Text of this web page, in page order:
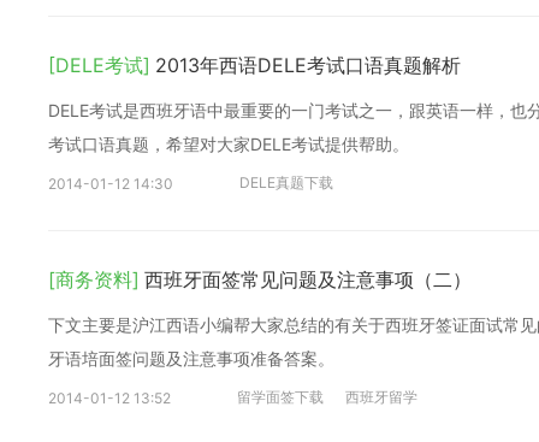
[DELE考试] 2013年西语DELE考试口语真题解析
DELE考试是西班牙语中最重要的一门考试之一，跟英语一样，
考试口语真题，希望对大家DELE考试提供帮助。
2014-01-12 14:30 DELE真题下载
[商务资料] 西班牙面签常见问题及注意事项（二）
下文主要是沪江西语小编帮大家总结的有关于西班牙签证面试常
牙语培面签问题及注意事项准备答案。
2014-01-12 13:52 留学面签下载 西班牙留学